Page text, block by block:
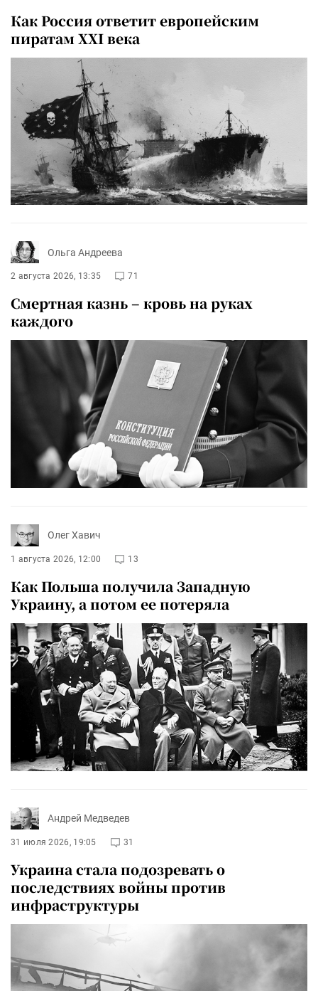
Как Россия ответит европейским
пиратам XXI века
Ольга Андреева
2 августа 2026, 13:35 71
Смертная казнь – кровь на руках
каждого
Олег Хавич
1 августа 2026, 12:00 13
Как Польша получила Западную
Украину, а потом ее потеряла
Андрей Медведев
31 июля 2026, 19:05 31
Украина стала подозревать о
последствиях войны против
инфраструктуры